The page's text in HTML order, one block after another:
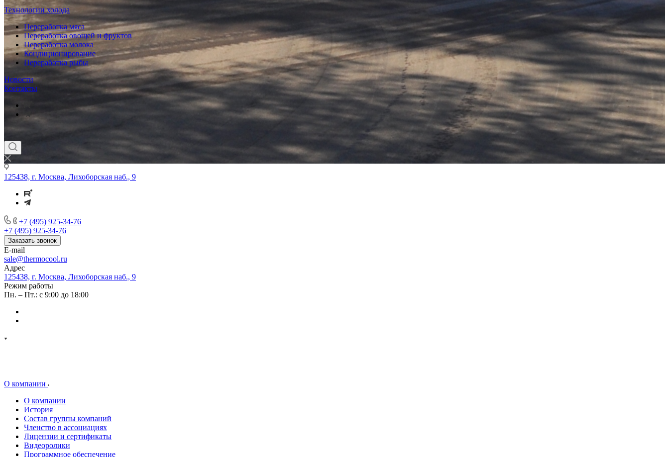
Технологии холода
Переработка мяса
Переработка овощей и фруктов
Переработка молока
Кондиционирование
Переработка рыбы
Новости
Контакты
125438, г. Москва, Лихоборская наб., 9
+7 (495) 925-34-76
+7 (495) 925-34-76
Заказать звонок
E-mail
sale@thermocool.ru
Адрес
125438, г. Москва, Лихоборская наб., 9
Режим работы
Пн. – Пт.: с 9:00 до 18:00
О компании
О компании
История
Состав группы компаний
Членство в ассоциациях
Лицензии и сертификаты
Видеоролики
Программное обеспечение